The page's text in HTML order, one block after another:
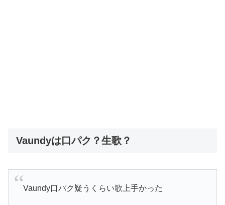
Vaundyは口パク？生歌？
Vaundy口パク疑うくらい歌上手かった